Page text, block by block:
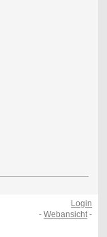
Login
-Webansicht -